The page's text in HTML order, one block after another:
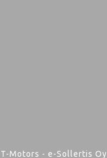
Motors - e-Sollertis Oy